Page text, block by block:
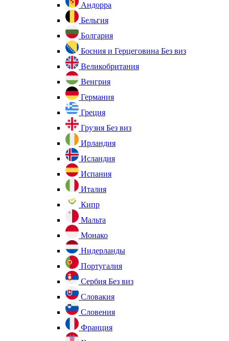
Андорра
Бельгия
Болгария
Босния и Герцеговина Без виз
Великобритания
Венгрия
Германия
Греция
Грузия Без виз
Ирландия
Исландия
Испания
Италия
Кипр
Мальта
Монако
Нидерланды
Португалия
Сербия Без виз
Словакия
Словения
Франция